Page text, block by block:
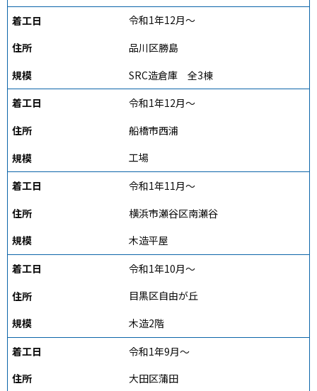
令和1年12月～
品川区勝島
SRC造倉庫 全3棟
令和1年12月～
船橋市西浦
工場
令和1年11月～
横浜市瀬谷区南瀬谷
木造平屋
令和1年10月～
目黒区自由が丘
木造2階
令和1年9月～
大田区蒲田